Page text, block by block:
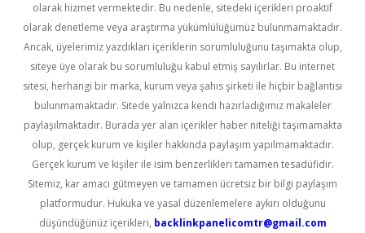
olarak hizmet vermektedir. Bu nedenle, sitedeki içerikleri proaktif
olarak denetleme veya araştırma yükümlülüğümüz bulunmamaktadır.
Ancak, üyelerimiz yazdıkları içeriklerin sorumluluğunu taşımakta olup,
siteye üye olarak bu sorumluluğu kabul etmiş sayılırlar. Bu internet
sitesi, herhangi bir marka, kurum veya şahıs şirketi ile hiçbir bağlantısı
bulunmamaktadır. Sitede yalnızca kendi hazırladığımız makaleler
paylaşılmaktadır. Burada yer alan içerikler haber niteliği taşımamakta
olup, gerçek kurum ve kişiler hakkında paylaşım yapılmamaktadır.
Gerçek kurum ve kişiler ile isim benzerlikleri tamamen tesadüfidir.
Sitemiz, kar amacı gütmeyen ve tamamen ücretsiz bir bilgi paylaşım
platformudur. Hukuka ve yasal düzenlemelere aykırı olduğunu
düşündüğünüz içerikleri, backlinkpanelicomtr@gmail.com